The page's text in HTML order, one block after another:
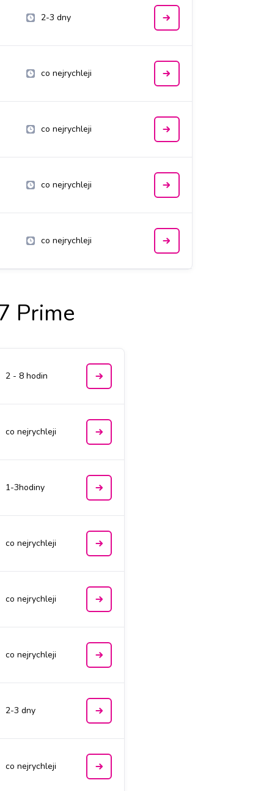
2-3 dny
co nejrychleji
co nejrychleji
co nejrychleji
co nejrychleji
Prime
2 - 8 hodin
co nejrychleji
1-3hodiny
co nejrychleji
co nejrychleji
co nejrychleji
2-3 dny
co nejrychleji